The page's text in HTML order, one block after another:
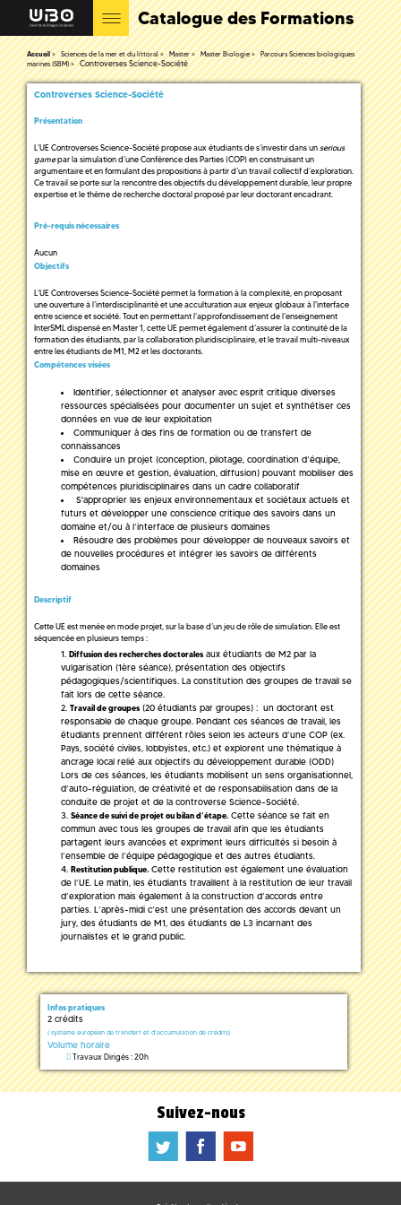
Catalogue des Formations
Accueil Sciences de la mer et du littoral Master Master Biologie
Parcours Sciences biologiques
marines (SBM)
Controverses Science-Société
Controverses Science-Société
Présentation
L’UE Controverses Science-Société propose aux étudiants de s’investir dans un serious
gamepar la simulation d’une Conférence des Parties (COP) en construisant un
argumentaire et en formulant des propositions à partir d’un travail collectif d’exploration.
Ce travail se porte sur la rencontre des objectifs du développement durable, leur propre
expertise et le thème de recherche doctoral proposé par leur doctorant encadrant.
Pré-requis nécessaires
Aucun
Objectifs
L’UE Controverses Science-Société permet la formation à la complexité, en proposant
une ouverture à l’interdisciplinarité et une acculturation aux enjeux globaux à l'interface
entre science et société. Tout en permettant l’approfondissement de l’enseignement
InterSML dispensé en Master 1, cette UE permet également d’assurer la continuité de la
formation des étudiants, par la collaboration pluridisciplinaire, et le travail multi-niveaux
entre les étudiants de M1, M2 et les doctorants.
Compétences visées
Identifier, sélectionner et analyser avec esprit critique diverses
ressources spécialisées pour documenter un sujet et synthétiser ces
données en vue de leur exploitation
Communiquer à des fins de formation ou de transfert de
connaissances
Conduire un projet (conception, pilotage, coordination d’équipe,
mise en œuvre et gestion, évaluation, diffusion) pouvant mobiliser des
compétences pluridisciplinaires dans un cadre collaboratif
S'approprier les enjeux environnementaux et sociétaux actuels et
futurs et développer une conscience critique des savoirs dans un
domaine et/ou à l’interface de plusieurs domaines
Résoudre des problèmes pour développer de nouveaux savoirs et
de nouvelles procédures et intégrer les savoirs de différents
domaines
Descriptif
Cette UE est menée en mode projet, sur la base d’un jeu de rôle de simulation. Elle est
séquencée en plusieurs temps :
Diffusion des recherches doctorales aux étudiants de M2 par la
vulgarisation (1ère séance), présentation des objectifs
pédagogiques/scientifiques. La constitution des groupes de travail se
fait lors de cette séance.
Travail de groupes (20 étudiants par groupes) : un doctorant est
responsable de chaque groupe. Pendant ces séances de travail, les
étudiants prennent différent rôles selon les acteurs d’une COP (ex.
Pays, société civiles, lobbyistes, etc.) et explorent une thématique à
ancrage local relié aux objectifs du développement durable (ODD)
Lors de ces séances, les étudiants mobilisent un sens organisationnel,
d’auto-régulation, de créativité et de responsabilisation dans de la
conduite de projet et de la controverse Science-Société.
Séance de suivi de projet ou bilan d’étape. Cette séance se fait en
commun avec tous les groupes de travail afin que les étudiants
partagent leurs avancées et expriment leurs difficultés si besoin à
l’ensemble de l’équipe pédagogique et des autres étudiants.
Restitution publique. Cette restitution est également une évaluation
de l’UE. Le matin, les étudiants travaillent à la restitution de leur travail
d’exploration mais également à la construction d’accords entre
parties. L’après-midi c’est une présentation des accords devant un
jury, des étudiants de M1, des étudiants de L3 incarnant des
journalistes et le grand public.
Infos pratiques
2 crédits
( système européen de transfert et d'accumulation de crédits)
Volume horaire
Travaux Dirigés : 20h
Suivez-nous
a b f